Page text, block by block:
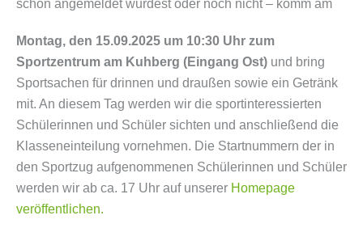
schon angemeldet wurdest oder noch nicht – komm am
Montag, den 15.09.2025 um 10:30 Uhr zum
Sportzentrum am Kuhberg (Eingang Ost) und bring
Sportsachen für drinnen und draußen sowie ein Getränk
mit. An diesem Tag werden wir die sportinteressierten
Schülerinnen und Schüler sichten und anschließend die
Klasseneinteilung vornehmen. Die Startnummern der in
den Sportzug aufgenommenen Schülerinnen und Schüler
werden wir ab ca. 17 Uhr auf unserer Homepage
veröffentlichen.